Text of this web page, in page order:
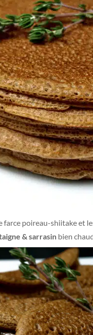
farce poireau-shiitake et
& sarrasin bien